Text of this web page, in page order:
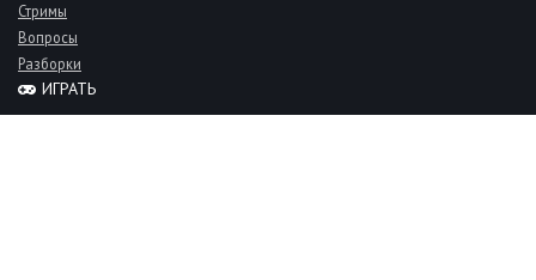
Стримы
Вопросы
Разборки
ИГРАТЬ